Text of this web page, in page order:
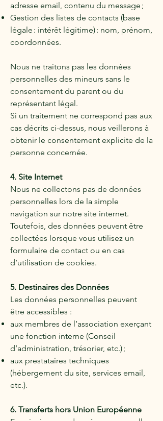
adresse email, contenu du message ;
Gestion des listes de contacts (base
légale : intérêt légitime) : nom, prénom,
coordonnées.
Nous ne traitons pas les données
personnelles des mineurs sans le
consentement du parent ou du
représentant légal.
Si un traitement ne correspond pas aux
cas décrits ci-dessus, nous veillerons à
obtenir le consentement explicite de la
personne concernée.
4. Site Internet
Nous ne collectons pas de données
personnelles lors de la simple
navigation sur notre site internet.
Toutefois, des données peuvent être
collectées lorsque vous utilisez un
formulaire de contact ou en cas
d’utilisation de cookies.
5. Destinaires des Données
Les données personnelles peuvent
être accessibles :
aux membres de l’association exerçant
une fonction interne (Conseil
d’administration, trésorier, etc.) ;
aux prestataires techniques
(hébergement du site, services email,
etc.).
6. Transferts hors Union Européenne